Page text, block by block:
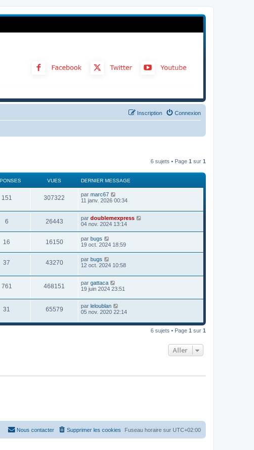
Connexion
Inscription
6 sujets • Page 1 sur 1
VUES DERNIER MESSAGE
151 307322 par marc67
11 janv. 2026 00:34
6 26443 par doublemexpress
04 nov. 2024 13:14
16 16150 par bugs
19 oct. 2024 18:59
37 43270 par bugs
12 oct. 2024 10:58
761 468151 par gattaca
19 juin 2024 23:51
31 65579 par leloublan
05 nov. 2020 22:14
6 sujets • Page 1 sur 1
Aller
Fuseau horaire sur UTC+02:00
Supprimer les cookies
Nous contacter